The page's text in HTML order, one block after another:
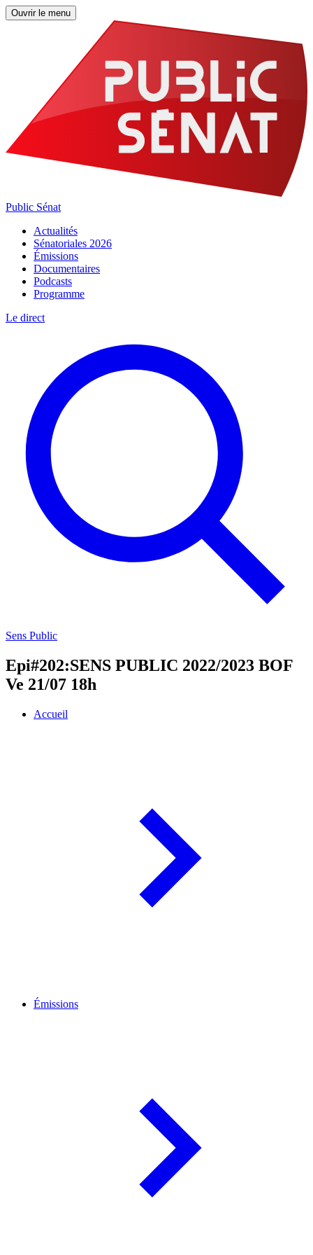
Ouvrir le menu
Public Sénat
Actualités
Sénatoriales 2026
Émissions
Documentaires
Podcasts
Programme
Le direct
Sens Public
Epi#202:SENS PUBLIC 2022/2023 BOF
Ve 21/07 18h
Accueil
Émissions